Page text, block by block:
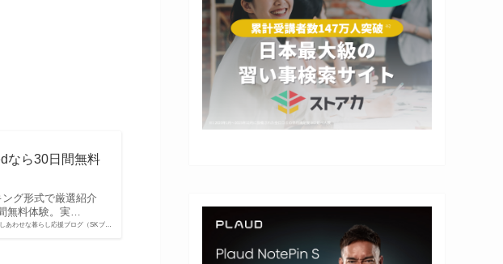
しあわせな暮らし応援ブログ（SKブ…
なら30日間無料
グ形式で厳選紹介
無料体験。実…